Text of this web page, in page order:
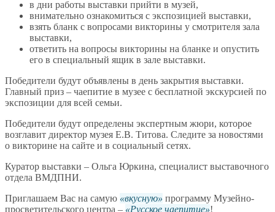
в дни работы выставки прийти в музей,
внимательно ознакомиться с экспозицией выставки,
взять бланк с вопросами викторины у смотрителя зала
выставки,
ответить на вопросы викторины на бланке и опустить
его в специальный ящик в зале выставки.
Победители будут объявлены в день закрытия выставки.
Главный приз – чаепитие в музее с бесплатной экскурсией по
экспозиции для всей семьи.
Победители будут определены экспертным жюри, которое
возглавит директор музея Е.В. Титова. Следите за новостями
о викторине на сайте и в социальный сетях.
Куратор выставки – Ольга Юркина, специалист выставочного
отдела ВМДПНИ.
Приглашаем Вас на самую
вкусную
программу Музейно-
просветительского центра –
Русское чаепитие !